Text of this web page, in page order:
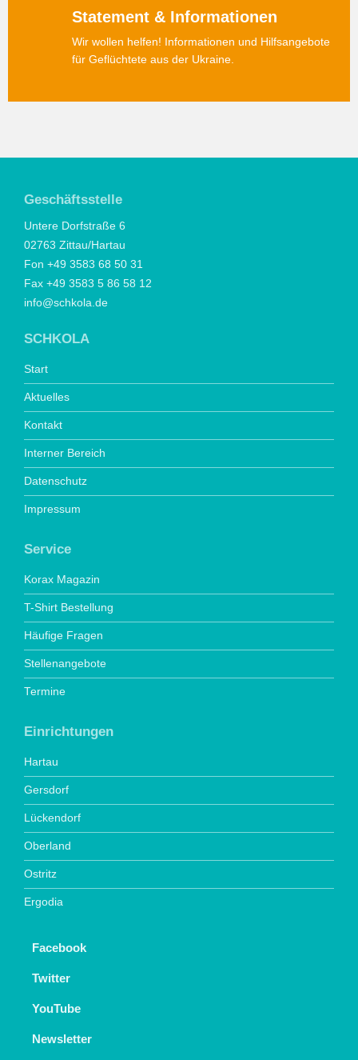
Statement & Informationen
Wir wollen helfen! Informationen und Hilfsangebote
für Geflüchtete aus der Ukraine.
Geschäftsstelle
Untere Dorfstraße 6
02763 Zittau/Hartau
Fon +49 3583 68 50 31
Fax +49 3583 5 86 58 12
info@schkola.de
SCHKOLA
Start
Aktuelles
Kontakt
Interner Bereich
Datenschutz
Impressum
Service
Korax Magazin
T-Shirt Bestellung
Häufige Fragen
Stellenangebote
Termine
Einrichtungen
Hartau
Gersdorf
Lückendorf
Oberland
Ostritz
Ergodia
Facebook
Twitter
YouTube
Newsletter